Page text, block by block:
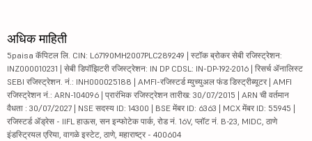
अधिक माहिती
5paisa कॅपिटल लि. CIN: L67190MH2007PLC289249 | स्टॉक ब्रोकर सेबी रजिस्ट्रेशन:
INZ000010231 | सेबी डिपॉझिटरी रजिस्ट्रेशन: IN DP CDSL: IN-DP-192-2016 | रिसर्च ॲनालिस्ट
SEBI रजिस्ट्रेशन. नं.: INH000025188 | AMFI-रजिस्टर्ड म्युच्युअल फंड डिस्ट्रीब्यूटर | AMFI
रजिस्ट्रेशन नं.: ARN-104096 | प्रारंभिक रजिस्ट्रेशन तारीख: 30/07/2015 | ARN ची वर्तमान
वैधता : 30/07/2027 | NSE सदस्य ID: 14300 | BSE मेंबर ID: 6363 | MCX मेंबर ID: 55945 |
रजिस्टर्ड ॲड्रेस - IIFL हाऊस, सन इन्फोटेक पार्क, रोड नं. 16V, प्लॉट नं. B-23, MIDC, ठाणे
इंडस्ट्रियल एरिया, वागळे इस्टेट, ठाणे, महाराष्ट्र - 400604